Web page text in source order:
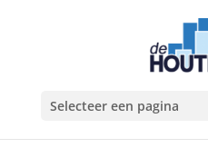
Selecteer een pagina